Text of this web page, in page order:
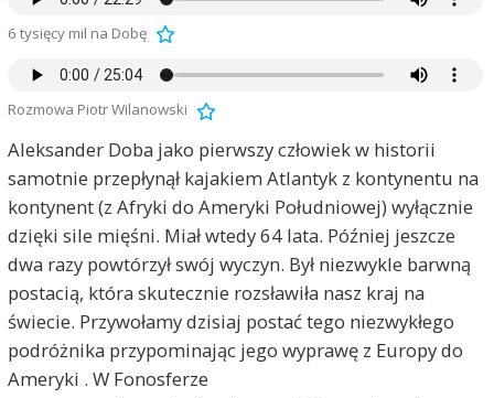
6 tysięcy mil na Dobę
Rozmowa Piotr Wilanowski
Aleksander Doba jako pierwszy człowiek w historii
samotnie przepłynął kajakiem Atlantyk z kontynentu na
kontynent (z Afryki do Ameryki Południowej) wyłącznie
dzięki sile mięśni. Miał wtedy 64 lata. Później jeszcze
dwa razy powtórzył swój wyczyn. Był niezwykle barwną
postacią, która skutecznie rozsławiła nasz kraj na
świecie. Przywołamy dzisiaj postać tego niezwykłego
podróżnika przypominając jego wyprawę z Europy do
Ameryki . W Fonosferze